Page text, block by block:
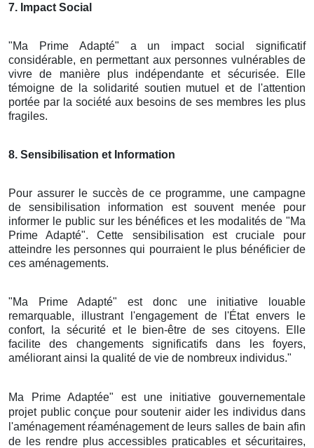
7. Impact Social
"Ma Prime Adapté" a un impact social significatif
considérable, en permettant aux personnes vulnérables de
vivre de manière plus indépendante et sécurisée. Elle
témoigne de la solidarité soutien mutuel et de l'attention
portée par la société aux besoins de ses membres les plus
fragiles.
8. Sensibilisation et Information
Pour assurer le succès de ce programme, une campagne
de sensibilisation information est souvent menée pour
informer le public sur les bénéfices et les modalités de "Ma
Prime Adapté". Cette sensibilisation est cruciale pour
atteindre les personnes qui pourraient le plus bénéficier de
ces aménagements.
"Ma Prime Adapté" est donc une initiative louable
remarquable, illustrant l'engagement de l'État envers le
confort, la sécurité et le bien-être de ses citoyens. Elle
facilite des changements significatifs dans les foyers,
améliorant ainsi la qualité de vie de nombreux individus."
Ma Prime Adaptée" est une initiative gouvernementale
projet public conçue pour soutenir aider les individus dans
l'aménagement réaménagement de leurs salles de bain afin
de les rendre plus accessibles praticables et sécuritaires,